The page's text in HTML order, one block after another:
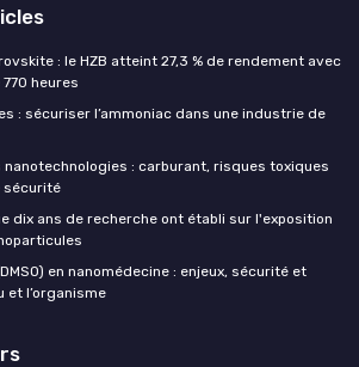
: le HZB atteint 27,3 % de rendement avec
heures
: sécuriser l’ammoniac dans une industrie de
nanotechnologies : carburant, risques toxiques
sécurité
dix ans de recherche ont établi sur l'exposition
en nanomédecine : enjeux, sécurité et
et l’organisme